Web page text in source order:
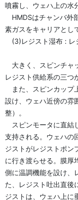
噴霧し、ウェハ上の水
HMDSはチャンバ外
素ガスをキャリアとし
(3)レジスト湿布 : レ
大きく、スピンチャ
レジスト供給系の三つ
また、スピンカップ
設け、ウェハ近傍の雰
整）。
スピンモータに直結
支持される。ウェハの
ジストがレジストポン
に行き渡らせる。膜厚
側に温調機能を設け、
た、レジスト吐出直後
ジストは、ウェハ上に